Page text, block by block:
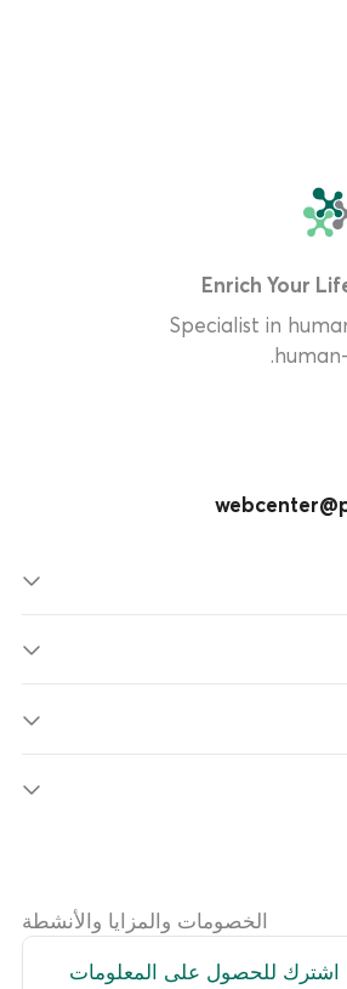
Enrich Your
Specialist in
الخصومات والمزايا والأنشطة
اشترك للحصول على المعلومات